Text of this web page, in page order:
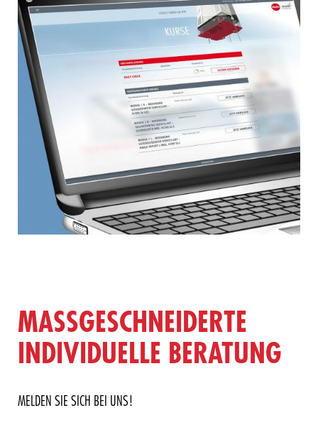
MASSGESCHNEIDERTE I
NDIVIDUELLE BERATUNG
MELDEN SIE SICH BEI UNS!